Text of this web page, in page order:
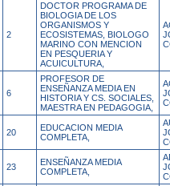
2
DOCTOR PROGRAMA DE
BIOLOGIA DE LOS
ORGANISMOS Y
ECOSISTEMAS, BIOLOGO
MARINO CON MENCION
EN PESQUERIA Y
ACUICULTURA,
6
PROFESOR DE
ENSEÑANZA MEDIA EN
HISTORIA Y CS. SOCIALES,
MAESTRA EN PEDAGOGIA,
20
EDUCACION MEDIA
COMPLETA,
23
ENSEÑANZA MEDIA
COMPLETA,